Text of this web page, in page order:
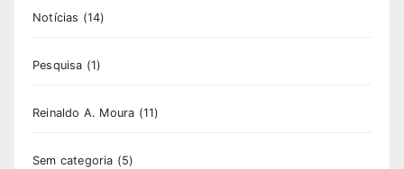
Notícias (14)
Pesquisa (1)
Reinaldo A. Moura (11)
Sem categoria (5)